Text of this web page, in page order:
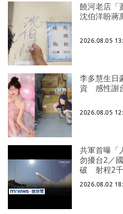
饒河老店「
沈伯洋盼蔣
2026.08.05
李多慧生日
資 感性謝
2026.08.05
共軍首曝「
勿擾台2／
破 射程2千
2026.08.02